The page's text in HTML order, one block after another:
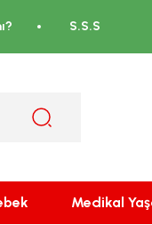
S.S.S
Medikal